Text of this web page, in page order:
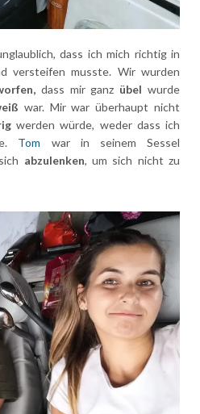
dass ich mich richtig in
versteifen musste. Wir wurden
dass mir ganz übel wurde
war. Mir war überhaupt nicht
werden würde, weder dass ich
Tom war in seinem Sessel
abzulenken, um sich nicht zu